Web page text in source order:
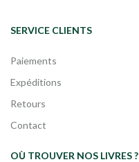
SERVICE CLIENTS
Paiements
Expéditions
Retours
Contact
OÙ TROUVER NOS LIVRES ?